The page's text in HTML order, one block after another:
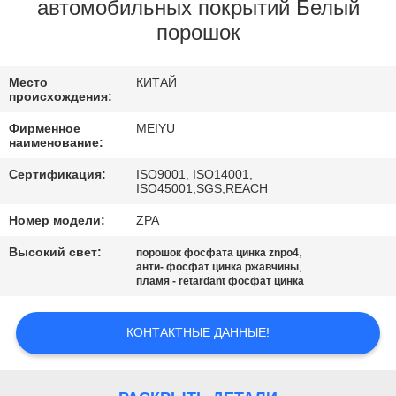
ЗАВОДУ
КАЧЕСТВА
СВЯЖИТЕСЬ
С
ЗАПРОСИТЕ
КАРТА
автомобильных покрытий Белый
порошок
Место
происхождения:
КИТАЙ
Фирменное
наименование:
MEIYU
Сертификация:
ISO9001, ISO14001,
ISO45001,SGS,REACH
Номер модели: ZPA
Высокий свет: порошок фосфата цинка znpo4,
анти- фосфат цинка ржавчины,
пламя - retardant фосфат цинка
КОНТАКТНЫЕ ДАННЫЕ!